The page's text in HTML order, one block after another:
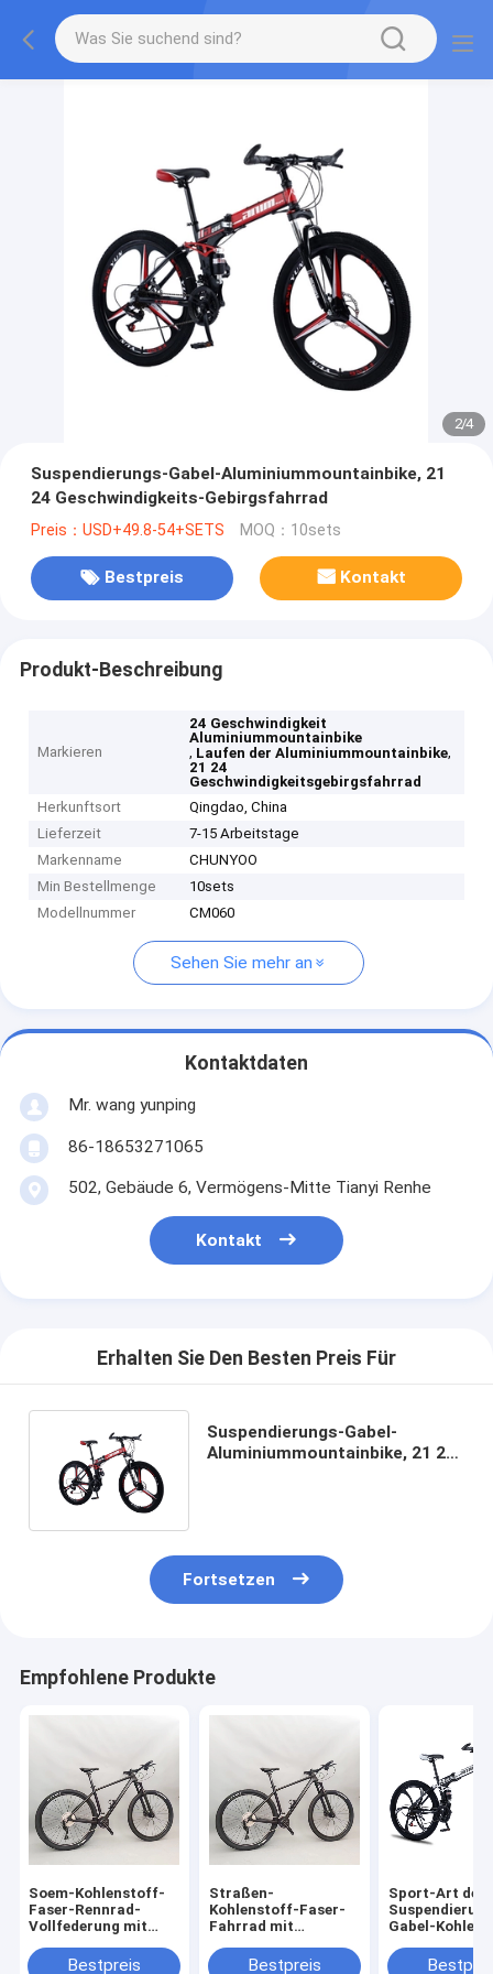
2/4
Suspendierungs-Gabel-Aluminiummountainbike, 21
24 Geschwindigkeits-Gebirgsfahrrad
Preis：USD+49.8-54+SETS MOQ：10sets
Bestpreis Kontakt
Produkt-Beschreibung
Markieren
24 Geschwindigkeit
Aluminiummountainbike
, Laufen der Aluminiummountainbike,
21 24
Geschwindigkeitsgebirgsfahrrad
Herkunftsort
Qingdao, China
Lieferzeit
7-15 Arbeitstage
Markenname
CHUNYOO
Min Bestellmenge
10sets
Modellnummer
CM060
Sehen Sie mehr an
Kontaktdaten
Mr. wang yunping
86-18653271065
502, Gebäude 6, Vermögens-Mitte Tianyi Renhe
Kontakt
Erhalten Sie Den Besten Preis Für
Suspendierungs-Gabel-
Aluminiummountainbike, 21 24
Fortsetzen
Empfohlene Produkte
Soem-Kohlenstoff-
Faser-Rennrad-
Vollfederung mit
Scheibenbremse
Bestpreis
Straßen-
Kohlenstoff-Faser-
Fahrrad mit
Disketten-Bestpreis
Sport-Art der
Gabel-